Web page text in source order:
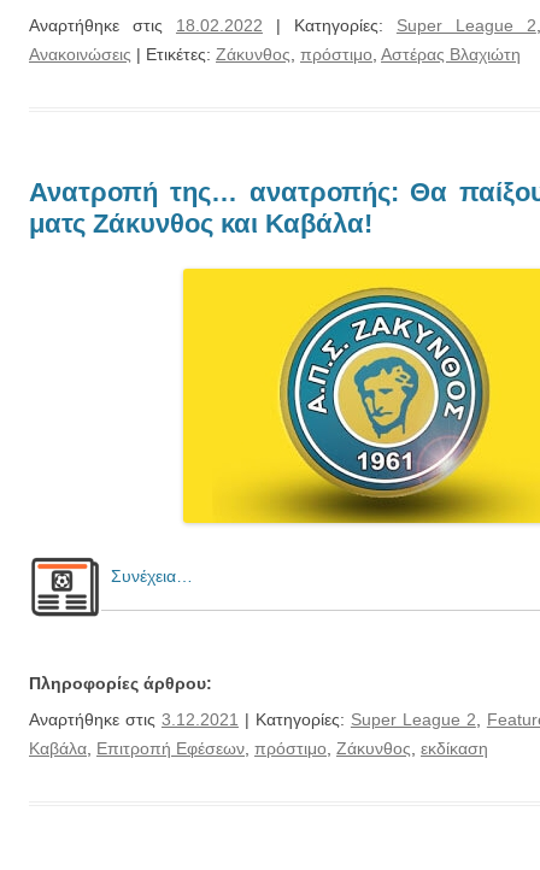
Αναρτήθηκε στις 18.02.2022 | Κατηγορίες: Super League 2
Ανακοινώσεις | Ετικέτες: Ζάκυνθος πρόστιμο Αστέρας Βλαχιώτη
Ανατροπή της… ανατροπής: Θα
ματς Ζάκυνθος και Καβάλα!
Συνέχεια…
Πληροφορίες άρθρου:
Αναρτήθηκε στις 3.12.2021 | Κατηγορίες: Super League 2
Καβάλα Επιτροπή Εφέσεων πρόστιμο Ζάκυνθος εκδίκαση